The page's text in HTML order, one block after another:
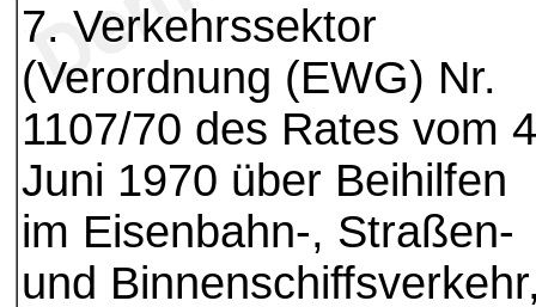
7. Verkehrssektor
(Verordnung (EWG) Nr.
1107/70 des Rates vom
Juni 1970 über Beihilfen
im Eisenbahn-, Straßen-
und